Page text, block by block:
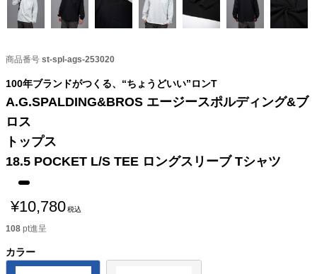
商品番号 st-spl-ags-253020
100年ブランドがつくる、“ちょうどいい”ロンT
A.G.SPALDING&BROS エージースポルディング&ブ
ロス
トップス
18.5 POCKET L/S TEE ロングスリーブ Tシャツ
¥10,780税込
108 pt進呈
カラー